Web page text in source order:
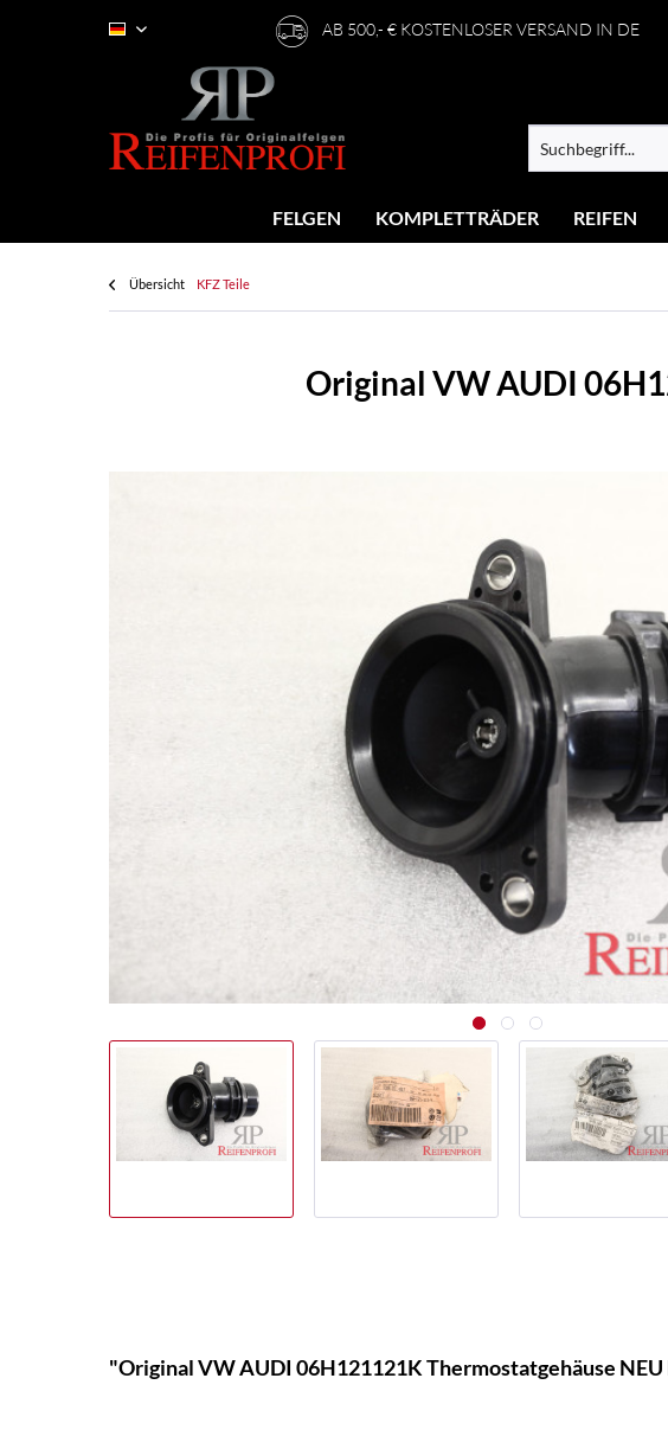
AB 500,- € KOSTENLOSER VERSAND IN DE
Deutsch
FELGEN KOMPLETTRÄDER REIFEN
Übersicht KFZ Teile
Original VW AUDI
"Original VW AUDI 06H121121K Thermostatgehäuse